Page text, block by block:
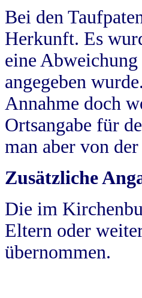
Bei den
Herkunft. Es
eine
angegeben
Annahme doch
Ortsangabe für
man aber von
Zusätzliche
Die im
Eltern oder
übernommen.